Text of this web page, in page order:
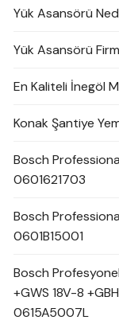
Yük Asansörü
Yük Asansörü
En Kaliteli İnegöl
Konak Şantiye
Bosch
0601621703
Bosch
0601B15001
Bosch
+GWS 18V-8
0615A5007L